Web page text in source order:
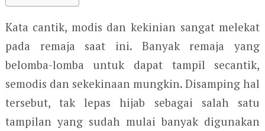
Kata cantik, modis dan kekinian sangat melekat
pada remaja saat ini. Banyak remaja yang
belomba-lomba untuk dapat tampil secantik,
semodis dan sekekinaan mungkin. Disamping hal
tersebut, tak lepas hijab sebagai salah satu
tampilan yang sudah mulai banyak digunakan